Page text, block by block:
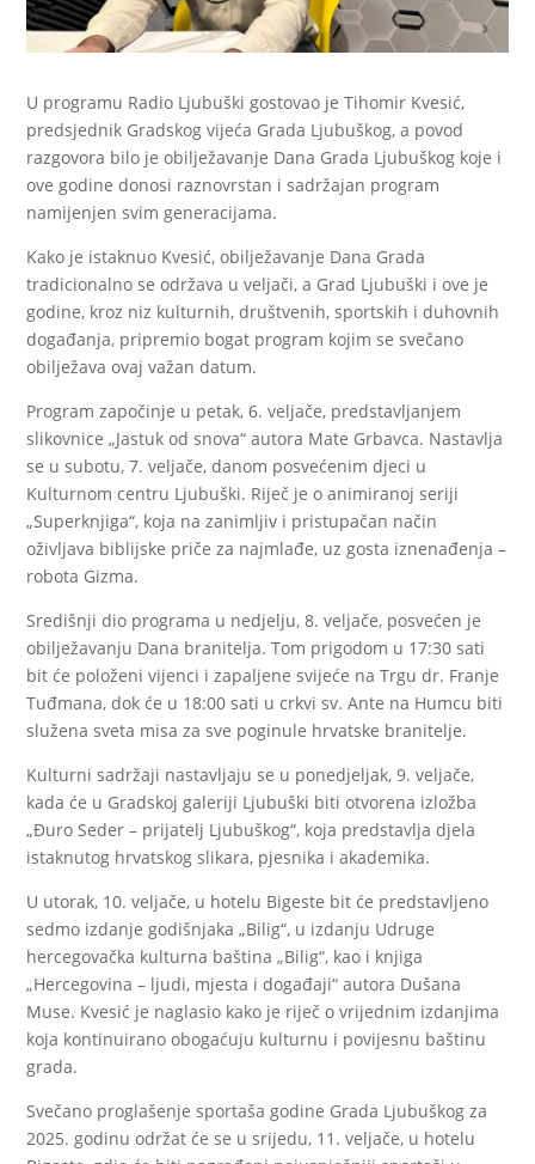
U programu Radio Ljubuški gostovao je Tihomir Kvesić,
predsjednik Gradskog vijeća Grada Ljubuškog, a povod
razgovora bilo je obilježavanje Dana Grada Ljubuškog koje i
ove godine donosi raznovrstan i sadržajan program
namijenjen svim generacijama.
Kako je istaknuo Kvesić, obilježavanje Dana Grada
tradicionalno se održava u veljači, a Grad Ljubuški i ove je
godine, kroz niz kulturnih, društvenih, sportskih i duhovnih
događanja, pripremio bogat program kojim se svečano
obilježava ovaj važan datum.
Program započinje u petak, 6. veljače, predstavljanjem
slikovnice „Jastuk od snova“ autora Mate Grbavca. Nastavlja
se u subotu, 7. veljače, danom posvećenim djeci u
Kulturnom centru Ljubuški. Riječ je o animiranoj seriji
„Superknjiga“, koja na zanimljiv i pristupačan način
oživljava biblijske priče za najmlađe, uz gosta iznenađenja –
robota Gizma.
Središnji dio programa u nedjelju, 8. veljače, posvećen je
obilježavanju Dana branitelja. Tom prigodom u 17:30 sati
bit će položeni vijenci i zapaljene svijeće na Trgu dr. Franje
Tuđmana, dok će u 18:00 sati u crkvi sv. Ante na Humcu biti
služena sveta misa za sve poginule hrvatske branitelje.
Kulturni sadržaji nastavljaju se u ponedjeljak, 9. veljače,
kada će u Gradskoj galeriji Ljubuški biti otvorena izložba
„Đuro Seder – prijatelj Ljubuškog“, koja predstavlja djela
istaknutog hrvatskog slikara, pjesnika i akademika.
U utorak, 10. veljače, u hotelu Bigeste bit će predstavljeno
sedmo izdanje godišnjaka „Bilig“, u izdanju Udruge
hercegovačka kulturna baština „Bilig“, kao i knjiga
„Hercegovina – ljudi, mjesta i događaji“ autora Dušana
Muse. Kvesić je naglasio kako je riječ o vrijednim izdanjima
koja kontinuirano obogaćuju kulturnu i povijesnu baštinu
grada.
Svečano proglašenje sportaša godine Grada Ljubuškog za
2025. godinu održat će se u srijedu, 11. veljače, u hotelu